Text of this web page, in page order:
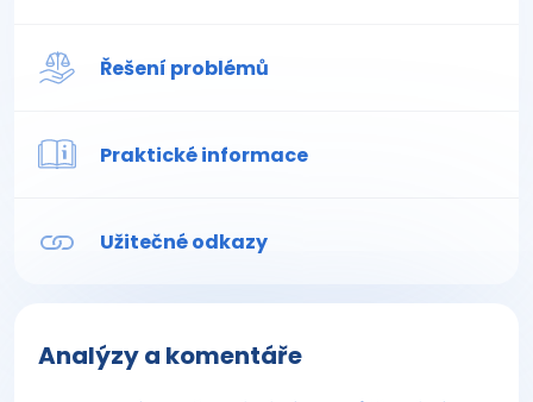
Řešení problémů
Praktické informace
Užitečné odkazy
Analýzy a komentáře